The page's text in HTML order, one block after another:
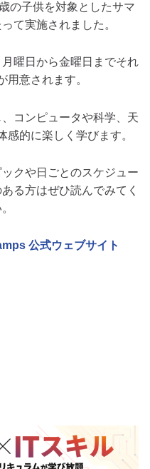
の子供を対象としたサマ
て実施されました。
曜日から金曜日までそれ
用意されます。
コンピュータや科学、天
的に楽しく学びます。
クや日ごとのスケジュー
る方はぜひ読んでみてく
公式ウェブサイト